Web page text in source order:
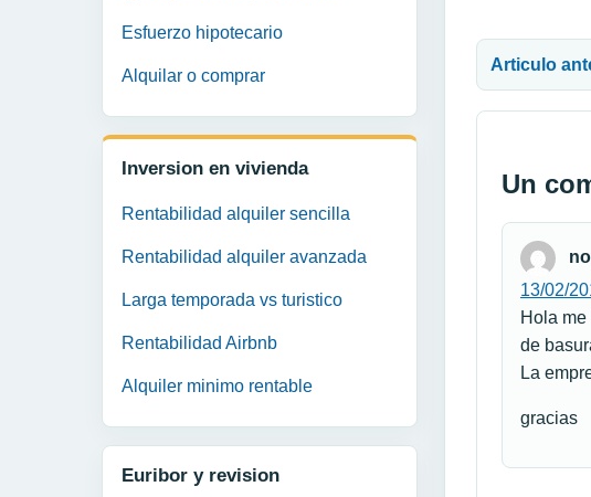
Esfuerzo hipotecario
Alquilar o comprar
Inversion en vivienda
Rentabilidad alquiler sencilla
Rentabilidad alquiler avanzada
Larga temporada vs turistico
Rentabilidad Airbnb
Alquiler minimo rentable
Euribor y revision
Articulo
Un
13/02/
Hola
de
La
gracias